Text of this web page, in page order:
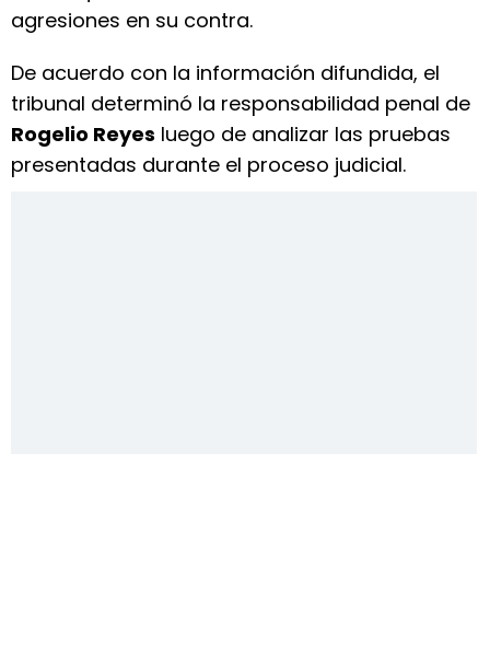
agresiones en su contra.
De acuerdo con la información difundida, el
tribunal determinó la responsabilidad penal de
Rogelio Reyes luego de analizar las pruebas
presentadas durante el proceso judicial.